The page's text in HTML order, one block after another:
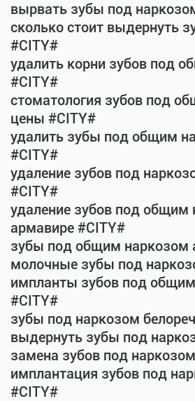
вырвать зубы под
сколько стоит выдернуть
#CITY#
удалить корни зубов под
#CITY#
стоматология зубов под
цены #CITY#
удалить зубы под общим
#CITY#
удаление зубов под
#CITY#
удаление зубов под общим
армавире #CITY#
зубы под общим наркозом
молочные зубы под
импланты зубов под
#CITY#
зубы под наркозом
выдернуть зубы под
замена зубов под
имплантация зубов под
#CITY#